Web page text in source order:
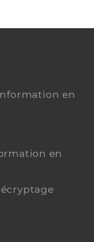
en
en